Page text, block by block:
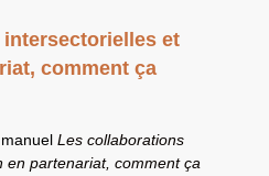
et
comment ça
Les collaborations
en partenariat, comment ça